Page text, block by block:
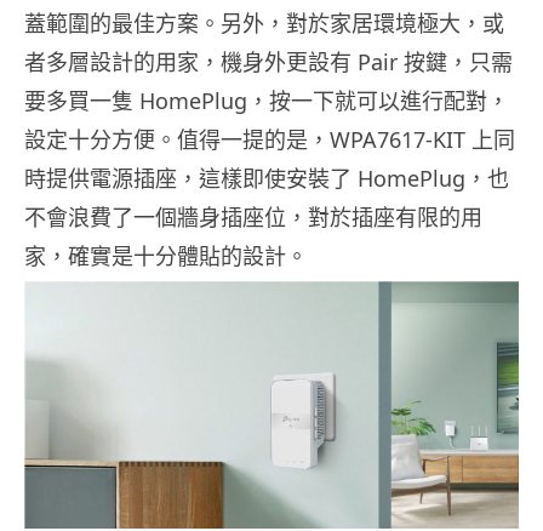
蓋範圍的最佳方案。另外，對於家居環境極大，或
者多層設計的用家，機身外更設有 Pair 按鍵，只需
要多買一隻 HomePlug，按一下就可以進行配對，
設定十分方便。值得一提的是，WPA7617-KIT 上同
時提供電源插座，這樣即使安裝了 HomePlug，也
不會浪費了一個牆身插座位，對於插座有限的用
家，確實是十分體貼的設計。